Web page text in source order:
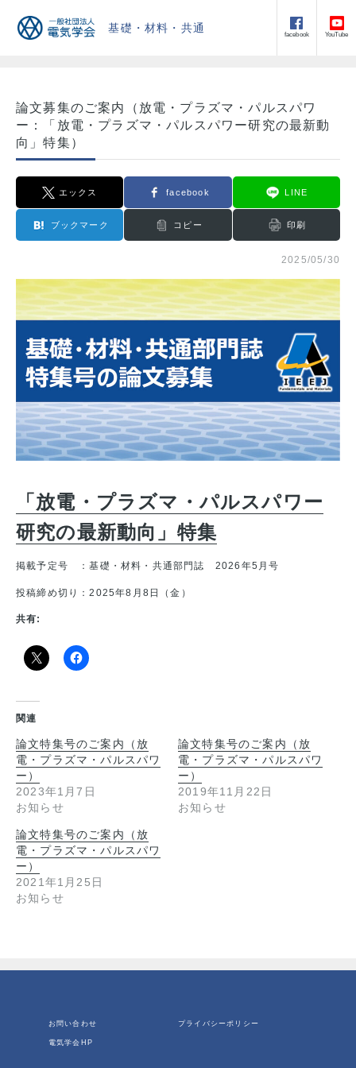
基礎・材料・共通
facebook YouTube
論文募集のご案内（放電・プラズマ・パルスパワ
ー：「放電・プラズマ・パルスパワー研究の最新動
向」特集）
エックス facebook LINE
ブックマーク コピー 印刷
2025/05/30
「放電・プラズマ・パルスパワー
研究の最新動向」特集
掲載予定号 ：基礎・材料・共通部門誌 2026年5月号
投稿締め切り：2025年8月8日（金）
共有:
関連
論文特集号のご案内（放
電・プラズマ・パルスパワ
ー）
2023年1月7日
お知らせ
論文特集号のご案内（放
電・プラズマ・パルスパワ
ー）
2019年11月22日
お知らせ
論文特集号のご案内（放
電・プラズマ・パルスパワ
ー）
2021年1月25日
お知らせ
お問い合わせ プライバシーポリシー
電気学会HP